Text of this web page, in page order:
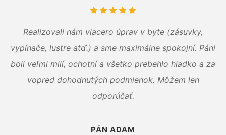
Realizovali nám viacero úprav v byte (zásuvky,
vypínače, lustre atď.) a sme maximálne spokojní. Páni
boli veľmi milí, ochotní a všetko prebehlo hladko a za
vopred dohodnutých podmienok. Môžem len
odporúčať.
PÁN ADAM